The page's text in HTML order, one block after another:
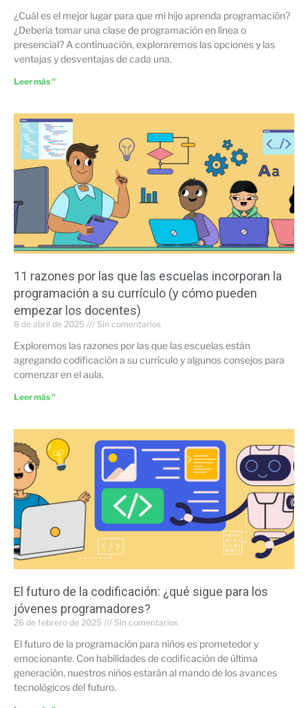
¿Cuál es el mejor lugar para que mi hijo aprenda programación?
¿Debería tomar una clase de programación en línea o
presencial? A continuación, exploraremos las opciones y las
ventajas y desventajas de cada una.
Leer más "
11 razones por las que las escuelas incorporan la
programación a su currículo (y cómo pueden
empezar los docentes)
8 de abril de 2025 Sin comentarios
Exploremos las razones por las que las escuelas están
agregando codificación a su currículo y algunos consejos para
comenzar en el aula.
Leer más "
El futuro de la codificación: ¿qué sigue para los
jóvenes programadores?
26 de febrero de 2025 Sin comentarios
El futuro de la programación para niños es prometedor y
emocionante. Con habilidades de codificación de última
generación, nuestros niños estarán al mando de los avances
tecnológicos del futuro.